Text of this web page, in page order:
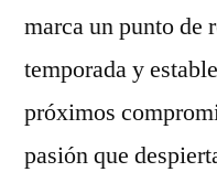
marca un punto de
temporada y
próximos
pasión que